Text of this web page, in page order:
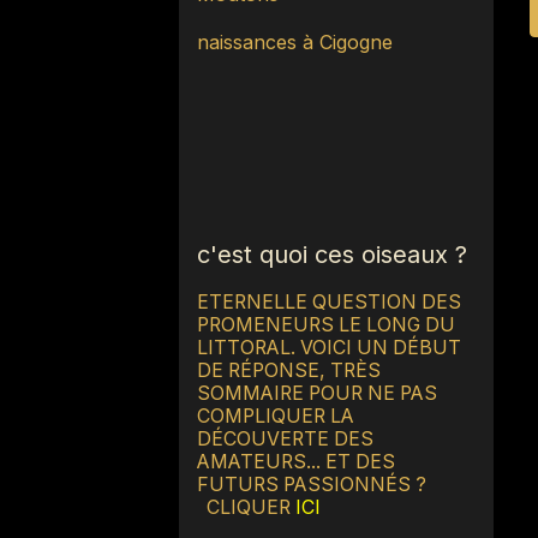
naissances à Cigogne
c'est quoi ces oiseaux ?
ETERNELLE QUESTION DES
PROMENEURS LE LONG DU
LITTORAL. VOICI UN DÉBUT
DE RÉPONSE, TRÈS
SOMMAIRE POUR NE PAS
COMPLIQUER LA
DÉCOUVERTE DES
AMATEURS... ET DES
FUTURS PASSIONNÉS ?
CLIQUER ICI